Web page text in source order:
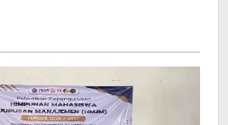
Ketua